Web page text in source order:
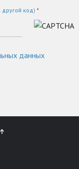
другой код) *
данных